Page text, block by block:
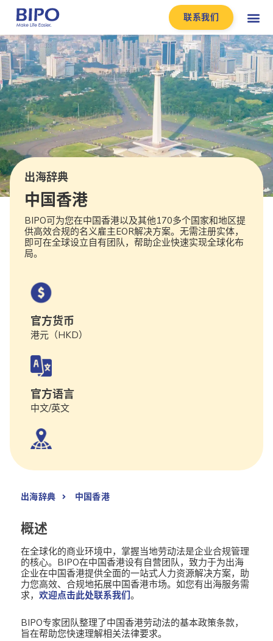
联系我们
出海辞典
中国香港
BIPO可为您在中国香港以及其他170多个国家和地区提
供高效合规的名义雇主EOR解决方案。无需注册实体，
即可在全球设立自有团队，帮助企业快速实现全球化布
局。
官方货币
港元（HKD）
官方语言
中文/英文
出海辞典 中国香港
概述
在全球化的商业环境中，掌握当地劳动法是企业合规管理
的核心。BIPO在中国香港设有自营团队，致力于为出海
企业在中国香港提供全面的一站式人力资源解决方案，助
力您高效、合规地拓展中国香港市场。如您有出海服务需
求， 欢迎点击此处联系我们。
BIPO专家团队整理了中国香港劳动法的基本政策条款，
旨在帮助您快速理解相关法律要求。